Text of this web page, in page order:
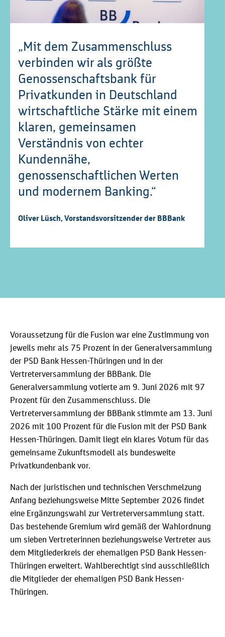
„Mit dem Zusammenschluss
verbinden wir als größte
Genossenschaftsbank für
Privatkunden in Deutschland
wirtschaftliche Stärke mit einem
klaren, gemeinsamen
Verständnis von echter
Kundennähe,
genossenschaftlichen Werten
und modernem Banking.“
Oliver Lüsch, Vorstandsvorsitzender der BBBank
Voraussetzung für die Fusion war eine Zustimmung von
jeweils mehr als 75 Prozent in der Generalversammlung
der PSD Bank Hessen-Thüringen und in der
Vertreterversammlung der BBBank. Die
Generalversammlung votierte am 9. Juni 2026 mit 97
Prozent für den Zusammenschluss. Die
Vertreterversammlung der BBBank stimmte am 13. Juni
2026 mit 100 Prozent für die Fusion mit der PSD Bank
Hessen-Thüringen. Damit liegt ein klares Votum für das
gemeinsame Zukunftsmodell als bundesweite
Privatkundenbank vor.
Nach der juristischen und technischen Verschmelzung
Anfang beziehungsweise Mitte September 2026 findet
eine Ergänzungswahl zur Vertreterversammlung statt.
Das bestehende Gremium wird gemäß der Wahlordnung
um sieben Vertreterinnen beziehungsweise Vertreter aus
dem Mitgliederkreis der ehemaligen PSD Bank Hessen-
Thüringen erweitert. Wahlberechtigt sind ausschließlich
die Mitglieder der ehemaligen PSD Bank Hessen-
Thüringen.